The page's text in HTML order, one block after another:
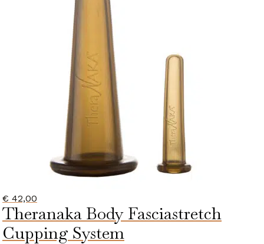
€ 42,00
Theranaka Body Fasciastretch
Cupping System